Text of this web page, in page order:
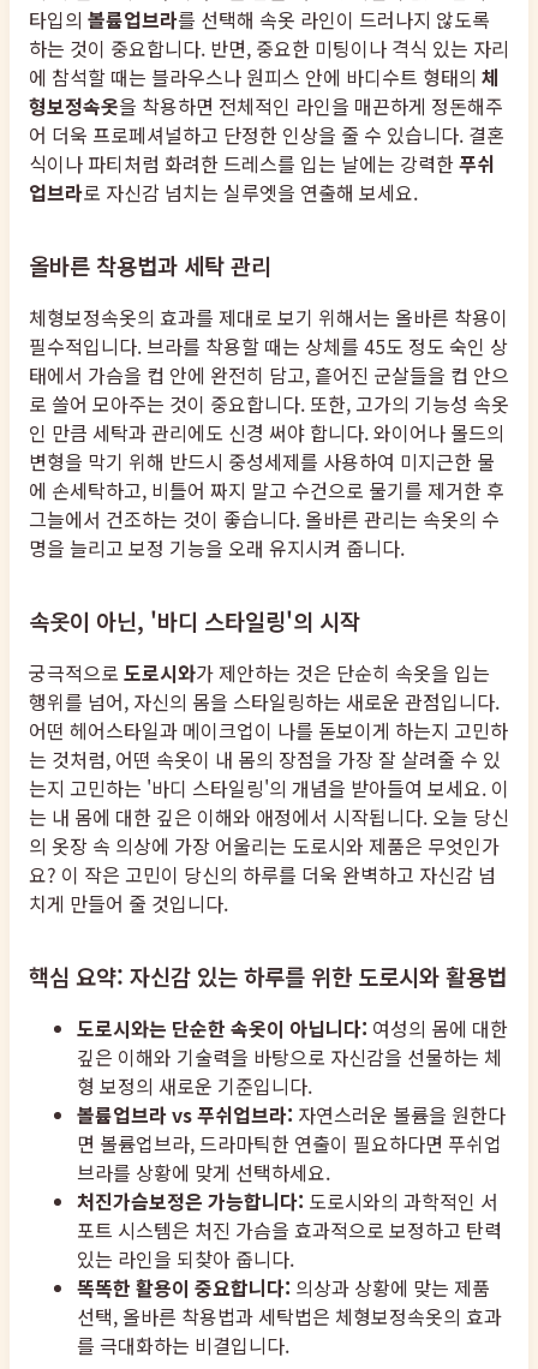
타입의 볼륨업브라를 선택해 속옷 라인이 드러나지 않도록
하는 것이 중요합니다. 반면, 중요한 미팅이나 격식 있는 자리
에 참석할 때는 블라우스나 원피스 안에 바디수트 형태의 체
형보정속옷을 착용하면 전체적인 라인을 매끈하게 정돈해주
어 더욱 프로페셔널하고 단정한 인상을 줄 수 있습니다. 결혼
식이나 파티처럼 화려한 드레스를 입는 날에는 강력한푸쉬
업브라로 자신감 넘치는 실루엣을 연출해 보세요.
올바른 착용법과 세탁 관리
체형보정속옷의 효과를 제대로 보기 위해서는 올바른 착용이
필수적입니다. 브라를 착용할 때는 상체를 45도 정도 숙인 상
태에서 가슴을 컵 안에 완전히 담고, 흩어진 군살들을 컵 안으
로 쓸어 모아주는 것이 중요합니다. 또한, 고가의 기능성 속옷
인 만큼 세탁과 관리에도 신경 써야 합니다. 와이어나 몰드의
변형을 막기 위해 반드시 중성세제를 사용하여 미지근한 물
에 손세탁하고, 비틀어 짜지 말고 수건으로 물기를 제거한 후
그늘에서 건조하는 것이 좋습니다. 올바른 관리는 속옷의 수
명을 늘리고 보정 기능을 오래 유지시켜 줍니다.
속옷이 아닌, '바디 스타일링'의 시작
궁극적으로 도로시와가 제안하는 것은 단순히 속옷을 입는
행위를 넘어, 자신의 몸을 스타일링하는 새로운 관점입니다.
어떤 헤어스타일과 메이크업이 나를 돋보이게 하는지 고민하
는 것처럼, 어떤 속옷이 내 몸의 장점을 가장 잘 살려줄 수 있
는지 고민하는 '바디 스타일링'의 개념을 받아들여 보세요. 이
는 내 몸에 대한 깊은 이해와 애정에서 시작됩니다. 오늘 당신
의 옷장 속 의상에 가장 어울리는 도로시와 제품은 무엇인가
요? 이 작은 고민이 당신의 하루를 더욱 완벽하고 자신감 넘
치게 만들어 줄 것입니다.
핵심 요약: 자신감 있는 하루를 위한 도로시와 활용법
도로시와는 단순한 속옷이 아닙니다: 여성의 몸에 대한
깊은 이해와 기술력을 바탕으로 자신감을 선물하는 체
형 보정의 새로운 기준입니다.
볼륨업브라 vs 푸쉬업브라: 자연스러운 볼륨을 원한다
면 볼륨업브라, 드라마틱한 연출이 필요하다면 푸쉬업
브라를 상황에 맞게 선택하세요.
처진가슴보정은 가능합니다: 도로시와의 과학적인 서
포트 시스템은 처진 가슴을 효과적으로 보정하고 탄력
있는 라인을 되찾아 줍니다.
똑똑한 활용이 중요합니다: 의상과 상황에 맞는 제품
선택, 올바른 착용법과 세탁법은 체형보정속옷의 효과
를 극대화하는 비결입니다.